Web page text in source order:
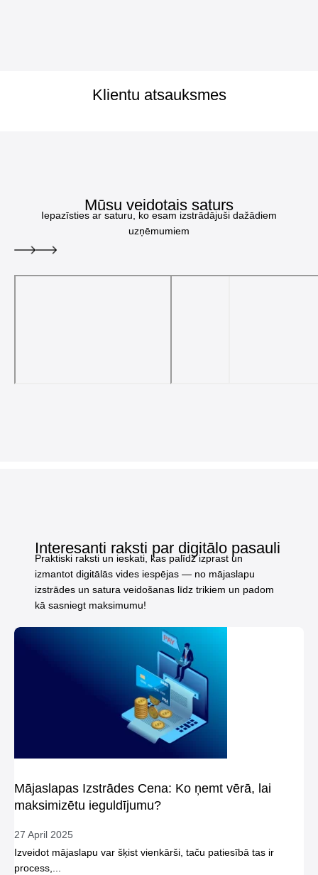
Klientu atsauksmes
Mūsu veidotais saturs
Iepazīsties ar saturu, ko esam izstrādājuši dažādiem
uzņēmumiem
Interesanti raksti par digitālo pasauli
Praktiski raksti un ieskati, kas palīdz izprast un
izmantot digitālās vides iespējas — no mājaslapu
izstrādes un satura veidošanas līdz trikiem un padom
kā sasniegt maksimumu!
Mājaslapas Izstrādes Cena: Ko ņemt vērā, lai
maksimizētu ieguldījumu?
27 April 2025
Izveidot mājaslapu var šķist vienkārši, taču patiesībā tas ir
process,...